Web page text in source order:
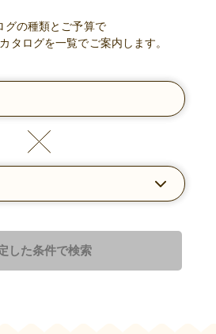
グの種類とご予算で
タログを一覧でご案内します。
した条件で検索